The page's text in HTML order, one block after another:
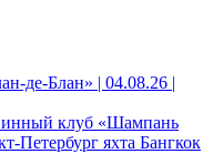
клуб «Шампань
Петербург яхта Бангкок